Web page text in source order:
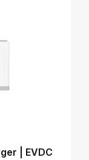
| EVDC